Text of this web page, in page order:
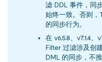
滤 DDL 事件，同
始终一致。否则，
的同步行为。
在 v6.5.8、v7.1.4
Filter 过滤涉及创
DML 的同步，不